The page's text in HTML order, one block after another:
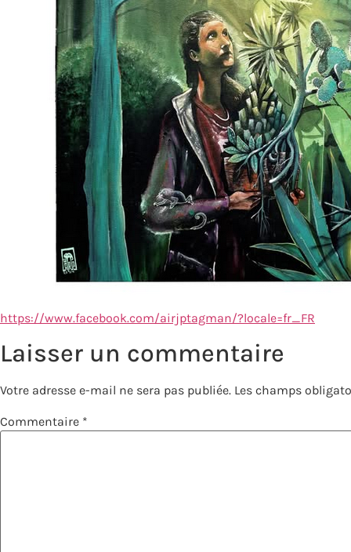
https://www.facebook.com/airjptagman/?locale=fr_FR
Laisser un commentaire
Votre adresse e-mail ne sera pas publiée. Les champs
Commentaire *